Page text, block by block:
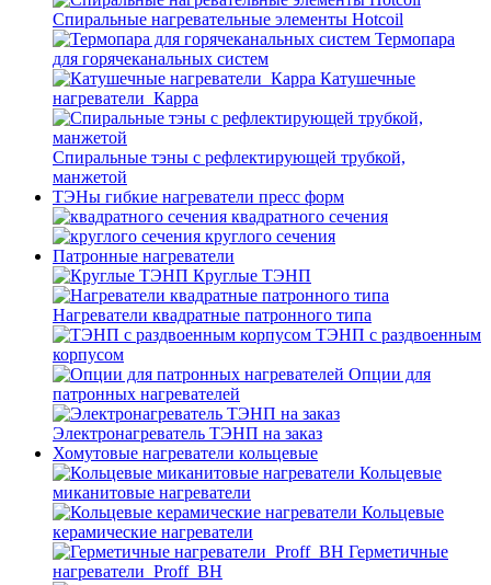
Спиральные нагревательные элементы Hotcoil
Термопара
для горячеканальных систем
Катушечные
нагреватели_Карра
Спиральные тэны с рефлектирующей трубкой,
манжетой
ТЭНы гибкие нагреватели пресс форм
квадратного сечения
круглого сечения
Патронные нагреватели
Круглые ТЭНП
Нагреватели квадратные патронного типа
ТЭНП с раздвоенным
корпусом
Опции для
патронных нагревателей
Электронагреватель ТЭНП на заказ
Хомутовые нагреватели кольцевые
Кольцевые
миканитовые нагреватели
Кольцевые
керамические нагреватели
Герметичные
нагреватели_Proff_BH